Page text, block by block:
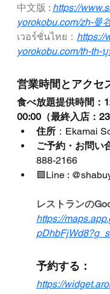
中文版 : https://
yorokobu.com/zh-曼
เวอร์ชั่นไทย： https://
yorokobu.com/th-th-
営業時間とアクセ
食べ放題提供時間：
00:00（最終入店：
住所 ：Ekamai
ご予約・お問い
888-2166
🟩Line :
レストランの
https://
予約する：
https://